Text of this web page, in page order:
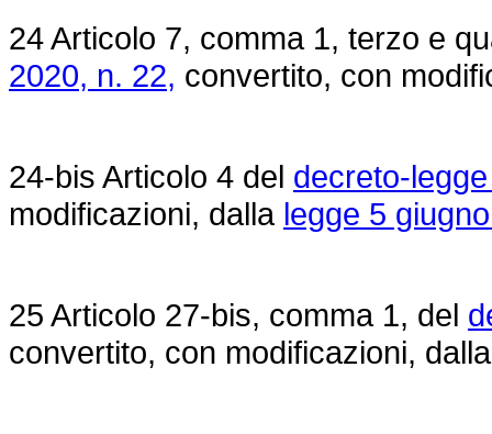
24 Articolo 7, comma 1, terzo e
2020, n. 22, convertito, con
24-bis Articolo 4 del decreto-
modificazioni, dalla legge 5
25 Articolo 27-bis, comma 1, del
convertito, con modificazioni,